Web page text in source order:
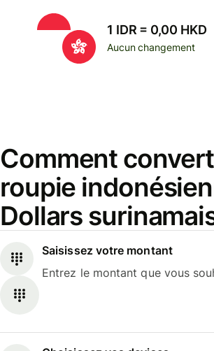
1 IDR = 0,00 HKD
Aucun changement
Comment
roupie
Dollars
Saisissez votre montant
Entrez le montant que vous